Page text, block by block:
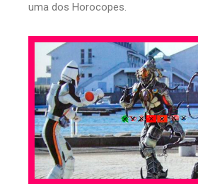
uma dos Horocopes.